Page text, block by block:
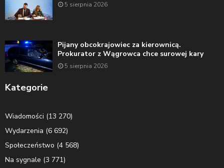
5 sierpnia 2026
Pijany obcokrajowiec za kierownicą.
Prokurator z Wągrowca chce surowej kary
5 sierpnia 2026
Kategorie
Wiadomości (13 270)
Wydarzenia (6 692)
Społeczeństwo (4 568)
Na sygnale (3 771)